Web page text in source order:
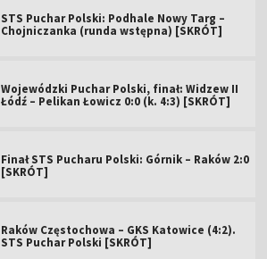
STS Puchar Polski: Podhale Nowy Targ –
Chojniczanka (runda wstępna) [SKRÓT]
Wojewódzki Puchar Polski, finał: Widzew II
Łódź – Pelikan Łowicz 0:0 (k. 4:3) [SKRÓT]
Finał STS Pucharu Polski: Górnik – Raków 2:0
[SKRÓT]
Raków Częstochowa – GKS Katowice (4:2).
STS Puchar Polski [SKRÓT]